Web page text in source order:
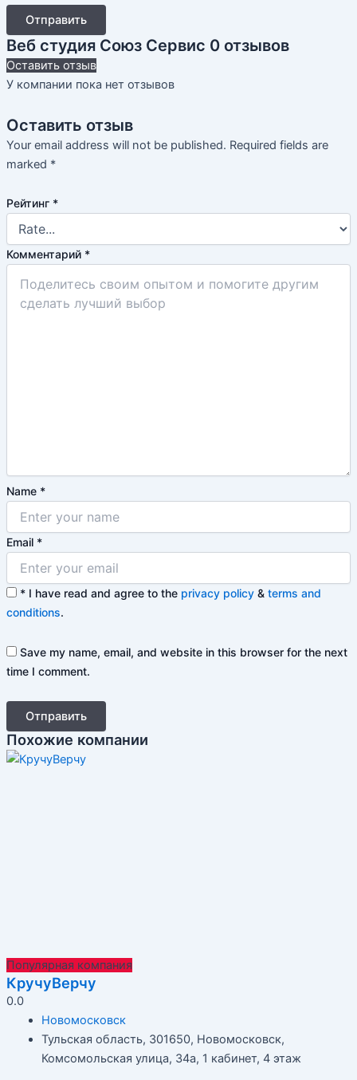
Отправить
Веб студия Союз Сервис 0 отзывов
Оставить отзыв
У компании пока нет отзывов
Оставить отзыв
Your email address will not be published. Required fields are
marked *
Рейтинг *
Комментарий *
Name *
Email *
*I have read and agree to the privacy policy& terms and
conditions.
Save my name, email, and website in this browser for the next
time I comment.
Отправить
Похожие компании
Популярная компания
КручуВерчу
0.0
Новомосковск
Тульская область, 301650, Новомосковск,
Комсомольская улица, 34а​, 1 кабинет, 4 этаж